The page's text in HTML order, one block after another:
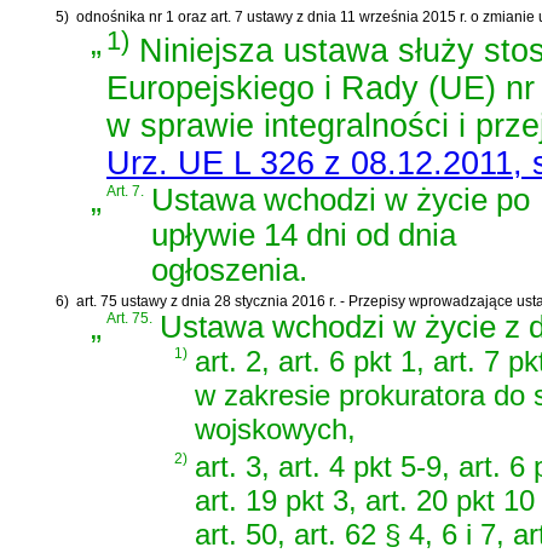
5) odnośnika nr 1 oraz art. 7 ustawy z dnia 11 września 2015 r. o
„1) Niniejsza ustawa służy
Europejskiego i Rady (UE)
w sprawie integralności i
Urz. UE L 326 z 08.12.2011,
„Art. 7. Ustawa wchodzi w życie po
upływie 14 dni od dnia
ogłoszenia.
6) art. 75 ustawy z dnia 28 stycznia 2016 r. - Przepisy wprowadzające
„Art. 75. Ustawa wchodzi w życie z
1) art. 2, art. 6 pkt 1, art. 7
w zakresie prokuratora do
wojskowych,
2) art. 3, art. 4 pkt 5-9, art. 6
art. 19 pkt 3, art. 20 pkt
art. 50, art. 62 § 4, 6 i 7,